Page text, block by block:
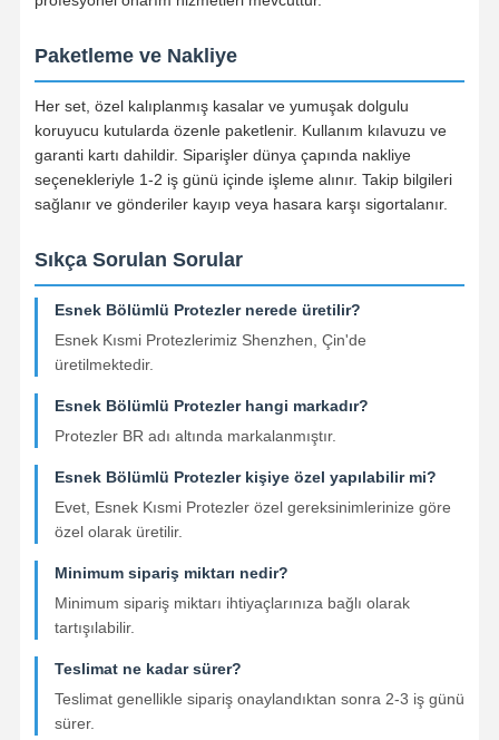
Oklüzal Splint
Ağız koruyucusu
Ortodontik Genişletici
Diş İmplantı Çözümleri
Paketleme ve Nakliye
Her set, özel kalıplanmış kasalar ve yumuşak dolgulu
koruyucu kutularda özenle paketlenir. Kullanım kılavuzu ve
garanti kartı dahildir. Siparişler dünya çapında nakliye
seçenekleriyle 1-2 iş günü içinde işleme alınır. Takip bilgileri
sağlanır ve gönderiler kayıp veya hasara karşı sigortalanır.
Sıkça Sorulan Sorular
Esnek Bölümlü Protezler nerede üretilir?
Esnek Kısmi Protezlerimiz Shenzhen, Çin'de
üretilmektedir.
Esnek Bölümlü Protezler hangi markadır?
Protezler BR adı altında markalanmıştır.
Esnek Bölümlü Protezler kişiye özel yapılabilir mi?
Evet, Esnek Kısmi Protezler özel gereksinimlerinize göre
özel olarak üretilir.
Minimum sipariş miktarı nedir?
Minimum sipariş miktarı ihtiyaçlarınıza bağlı olarak
tartışılabilir.
Teslimat ne kadar sürer?
Teslimat genellikle sipariş onaylandıktan sonra 2-3 iş günü
sürer.